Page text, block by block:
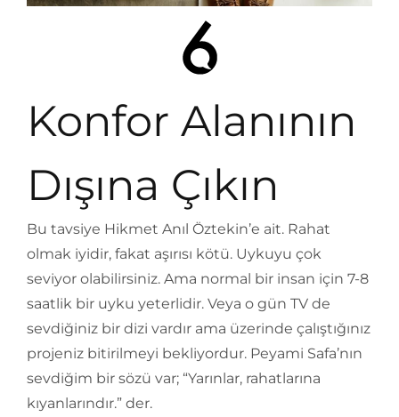
Konfor Alanının
Dışına Çıkın
Bu tavsiye Hikmet Anıl Öztekin’e ait. Rahat
olmak iyidir, fakat aşırısı kötü. Uykuyu çok
seviyor olabilirsiniz. Ama normal bir insan için 7-8
saatlik bir uyku yeterlidir. Veya o gün TV de
sevdiğiniz bir dizi vardır ama üzerinde çalıştığınız
projeniz bitirilmeyi bekliyordur. Peyami Safa’nın
sevdiğim bir sözü var; “Yarınlar, rahatlarına
kıyanlarındır.” der.